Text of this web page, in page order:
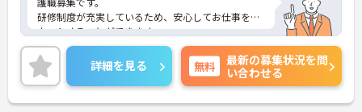
研修制度が充実しているため、安心してお仕事をス
タートすることができます。
完全週休2日制＆日勤帯のみのご勤務ですのでご家
庭やプライベートとの両立もしやすいです。
ご興味のある方には、面接対策ポイントなど、さら
に詳細をお話いたしますので、お気軽にご相談くだ
さい。
詳細を見る 無料
最新の募集状況を問
い合わせる